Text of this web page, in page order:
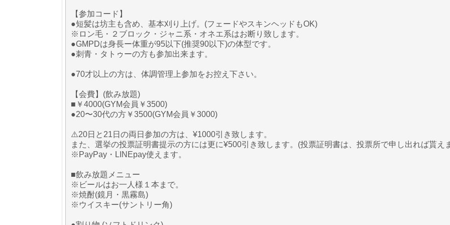
【参加コード】
●短髪は坊主も含め、基本刈り上げ。(フェードやスキンヘッドもOK)
※ロン毛・２ブロック・ジャニ系・オネエ系はお断り致します。
●GMPDは身長ー体重が95以下(推奨90以下)の体型です。
●刺青・タトゥーの方も参加出来ます。
●70才以上の方は、体調管理上参加をお控え下さい。
【会費】(飲み放題)
■￥4000(GYM会員￥3500)
●20〜30代の方￥3500(GYM会員￥3000)
⚠️20日と21日の両日参加の方は、¥1000引き致します。
また、選挙の投票証明書提示の方には更に¥500引き致します。(投票証明書は、投票所で申し出れば貰え
※PayPay・LINEpay使えます。
■飲み放題メニュー
※ビールはお一人様１本まで。
※焼酎(鏡月・黒霧島)
※ウイスキー(サントリー角)